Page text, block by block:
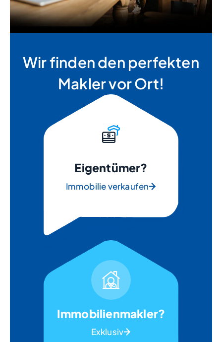
Wir finden den perfekten
Makler vor Ort!
Eigentümer?
Immobilie verkaufen
Immobilienmakler?
Exklusiv